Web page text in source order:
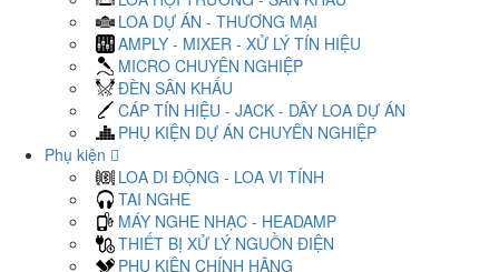
LOA DỰ ÁN - THƯƠNG MẠI
AMPLY - MIXER - XỬ LÝ TÍN HIỆU
MICRO CHUYÊN NGHIỆP
ĐÈN SÂN KHẤU
CÁP TÍN HIỆU - JACK - DÂY LOA DỰ ÁN
PHỤ KIỆN DỰ ÁN CHUYÊN NGHIỆP
Phụ kiện
LOA DI ĐỘNG - LOA VI TÍNH
TAI NGHE
MÁY NGHE NHẠC - HEADAMP
THIẾT BỊ XỬ LÝ NGUỒN ĐIỆN
PHỤ KIỆN CHÍNH HÃNG